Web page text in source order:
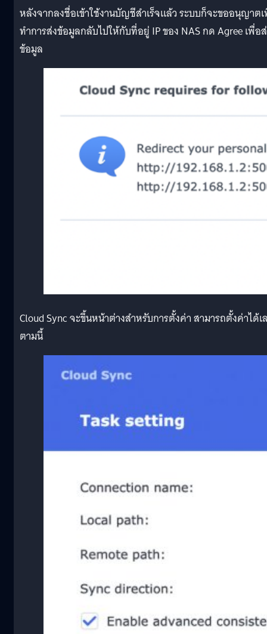
หลังจากลงชื่อเข้าใช้งานบัญชีสำเร็จแล้ว ระบบก็จะขออนุญาต
ทำการส่งข้อมูลกลับไปให้กับที่อยู่ IP ของ NAS กด Agree เพื่อ
ข้อมูล
Cloud Sync จะขึ้นหน้าต่างสำหรับการตั้งค่า สามารถตั้งค่าได้เ
ตามนี้